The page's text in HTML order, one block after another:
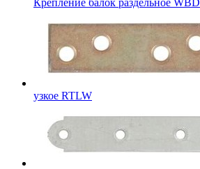
Крепление балок раздельное WBD
узкое RTLW